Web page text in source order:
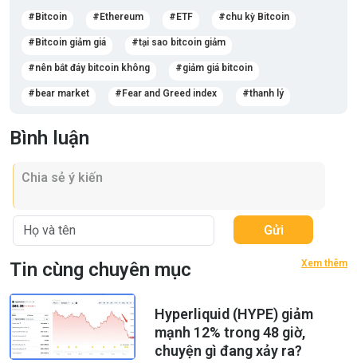
Bitcoin Ethereum ETF chu kỳ Bitcoin
Bitcoin giảm giá tại sao bitcoin giảm
nên bắt đáy bitcoin không giảm giá bitcoin
bear market Fear and Greed index thanh lý
Bình luận
Gửi
Tin cùng chuyên mục Xem thêm
Hyperliquid (HYPE) giảm
mạnh 12% trong 48 giờ,
chuyện gì đang xảy ra?